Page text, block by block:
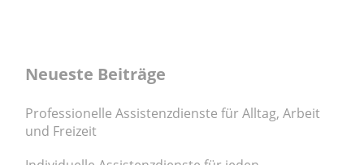
Neueste Beiträge
Professionelle Assistenzdienste für Alltag, Arbeit
und Freizeit